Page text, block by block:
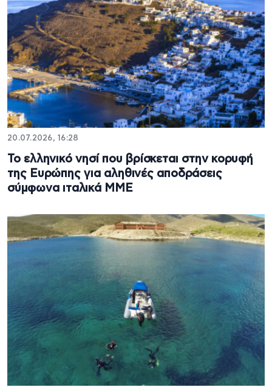
20.07.2026, 16:28
Το ελληνικό νησί που βρίσκεται στην κορυφή
της Ευρώπης για αληθινές αποδράσεις
σύμφωνα ιταλικά ΜΜΕ